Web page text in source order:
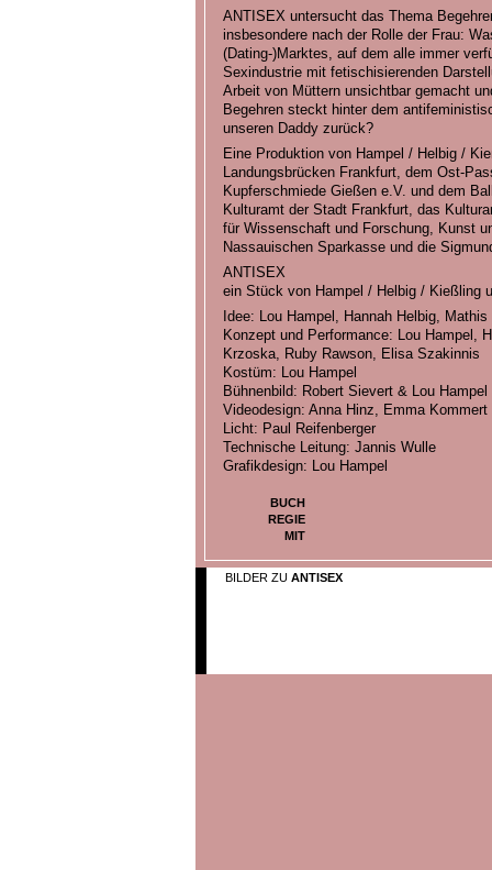
ANTISEX untersucht das Thema
insbesondere nach der Rolle der Frau:
(Dating-)Marktes, auf dem alle immer
Sexindustrie mit fetischisierenden
Arbeit von Müttern unsichtbar gemacht
Begehren steckt hinter dem
unseren Daddy zurück?
Eine Produktion von Hampel / Helbig /
Landungsbrücken Frankfurt, dem Ost-
Kupferschmiede Gießen e.V. und dem
Kulturamt der Stadt Frankfurt, das
für Wissenschaft und Forschung, Kunst
Nassauischen Sparkasse und die
ANTISEX
ein Stück von Hampel / Helbig / Kießling
Idee: Lou Hampel, Hannah Helbig,
Konzept und Performance: Lou Hampel,
Krzoska, Ruby Rawson, Elisa Szakinnis
Kostüm: Lou Hampel
Bühnenbild: Robert Sievert & Lou Hampel
Videodesign: Anna Hinz, Emma Kommert
Licht: Paul Reifenberger
Technische Leitung: Jannis Wulle
Grafikdesign: Lou Hampel
BUCH
REGIE
MIT
BILDER ZU ANTISEX